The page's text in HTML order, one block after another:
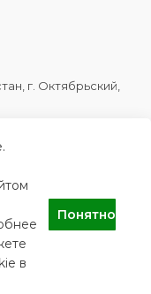
г. Октябрьский,
в
Понятно